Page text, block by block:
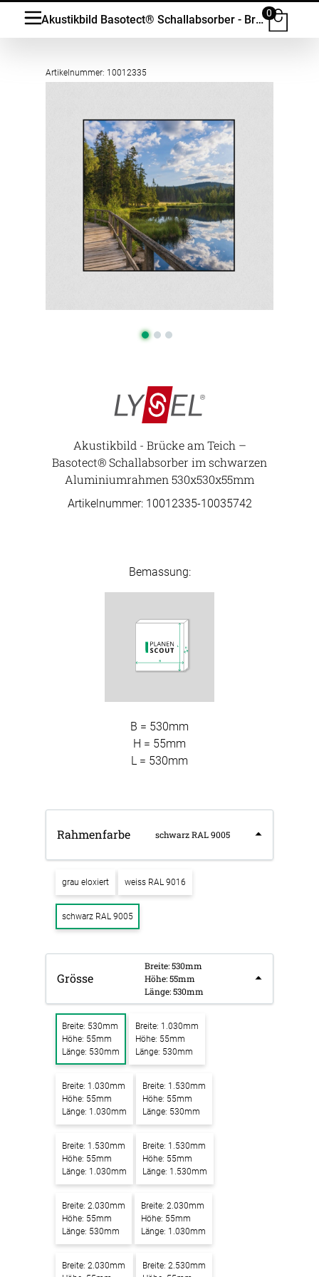
Akustikbild Basotect® Schallabsorber - Brücke am Teich in vielen Grössen
0
Artikelnummer: 10012335
Akustikbild - Brücke am Teich –
Basotect® Schallabsorber im schwarzen
Aluminiumrahmen 530x530x55mm
Artikelnummer: 10012335-10035742
Bemassung:
B = 530mm
H = 55mm
L = 530mm
Rahmenfarbe schwarz RAL 9005
grau eloxiert weiss RAL 9016
schwarz RAL 9005
Grösse
Breite: 530mm
Höhe: 55mm
Länge: 530mm
Breite: 530mm
Höhe: 55mm
Länge: 530mm
Breite: 1.030mm
Höhe: 55mm
Länge: 530mm
Breite: 1.030mm
Höhe: 55mm
Länge: 1.030mm
Breite: 1.530mm
Höhe: 55mm
Länge: 530mm
Breite: 1.530mm
Höhe: 55mm
Länge: 1.030mm
Breite: 1.530mm
Höhe: 55mm
Länge: 1.530mm
Breite: 2.030mm
Höhe: 55mm
Länge: 530mm
Breite: 2.030mm
Höhe: 55mm
Länge: 1.030mm
Breite: 2.030mm
Breite: 2.530mm